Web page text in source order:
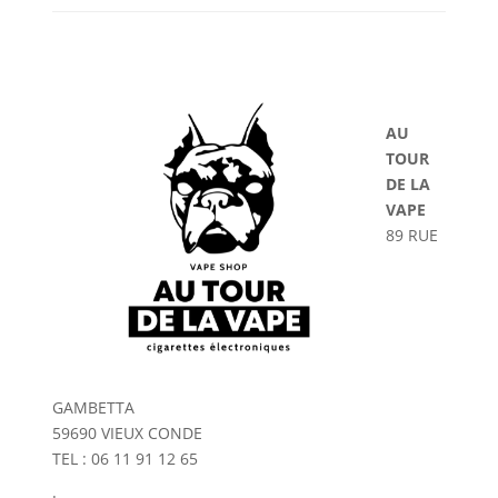
AU
TOUR
DE LA
VAPE
89 RUE
GAMBETTA
59690 VIEUX CONDE
TEL : 06 11 91 12 65